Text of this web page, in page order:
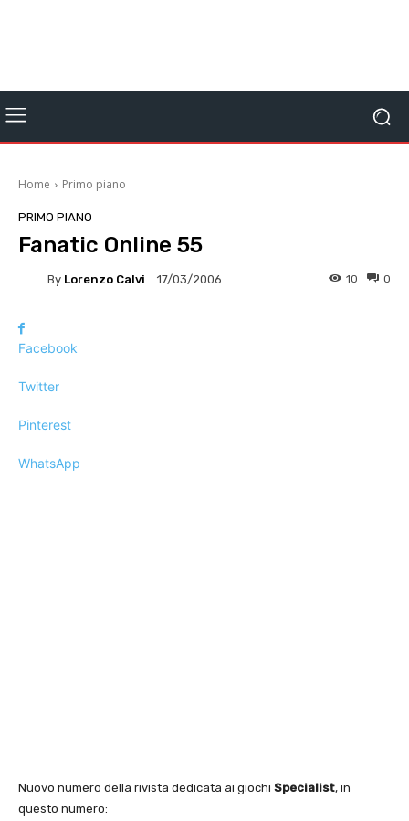
Home Primo piano
PRIMO PIANO
Fanatic Online 55
By Lorenzo Calvi 17/03/2006 0
10
Facebook
Twitter
Pinterest
WhatsApp
Nuovo numero della rivista dedicata ai giochi Specialist, in
questo numero: